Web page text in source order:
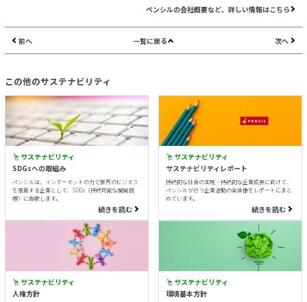
ペンシルの会社概要など、詳しい情報はこちら
前へ 一覧に戻る 次へ
この他のサステナビリティ
サステナビリティ
SDGsへの取組み
ペンシルは、インターネットの力で世界のビジネス
を革新する企業として、SDGs（持続可能な開発目
標）に貢献します。
続きを読む
サステナビリティ
サステナビリティレポート
持続的な社会の実現・持続的な企業成長に向けて、
ペンシルが行う企業活動の全体像をレポートにまと
めています。
続きを読む
サステナビリティ
人権方針
サステナビリティ
環境基本方針